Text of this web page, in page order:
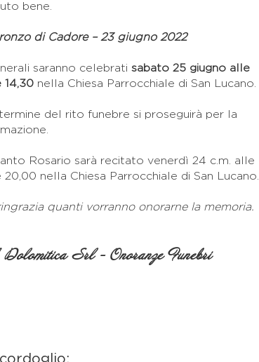
bene.
di Cadore – 23 giugno 2022
saranno celebrati sabato 25 giugno alle
14,30 nella Chiesa Parrocchiale di San Lucano.
del rito funebre si proseguirà per la
Rosario sarà recitato venerdì 24 c.m. alle
20,00 nella Chiesa Parrocchiale di San Lucano.
quanti vorranno onorarne la memoria.
Srl - Onoranze Funebri